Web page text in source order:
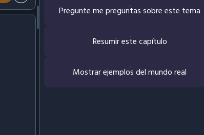
Pregunte me preguntas sobre este tema
Resumir este capítulo
Mostrar ejemplos del mundo real